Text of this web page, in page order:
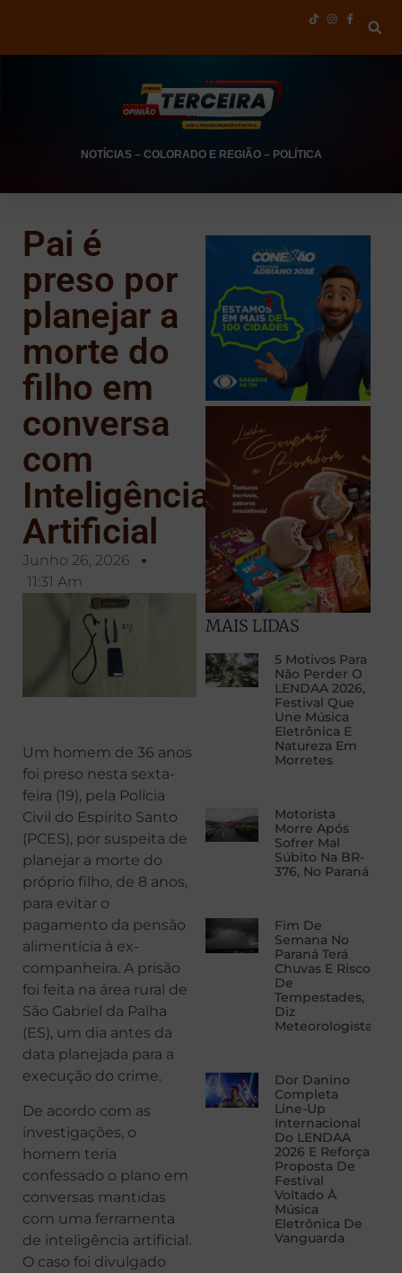
NOTÍCIAS– COLORADO E REGIÃO– POLÍTICA
Pai é
preso por
planejar a
morte do
filho em
conversa
com
Inteligência
Artificial
Junho 26, 2026
11:31 Am
Um homem de 36 anos
foi preso nesta sexta-
feira (19), pela Polícia
Civil do Espírito Santo
(PCES), por suspeita de
planejar a morte do
próprio filho, de 8 anos,
para evitar o
pagamento da pensão
alimentícia à ex-
companheira. A prisão
foi feita na área rural de
São Gabriel da Palha
(ES), um dia antes da
data planejada para a
execução do crime.
De acordo com as
investigações, o
homem teria
confessado o plano em
conversas mantidas
com uma ferramenta
de inteligência artificial.
O caso foi divulgado
MAIS LIDAS
5 Motivos Para
Não Perder O
LENDAA 2026,
Festival Que
Une Música
Eletrônica E
Natureza Em
Morretes
Motorista
Morre Após
Sofrer Mal
Súbito Na BR-
376, No Paraná
Fim De
Semana No
Paraná Terá
Chuvas E Risco
De
Tempestades,
Diz
Meteorologista
Dor Danino
Completa
Line-Up
Internacional
Do LENDAA
2026 E Reforça
Proposta De
Festival
Voltado À
Música
Eletrônica De
Vanguarda